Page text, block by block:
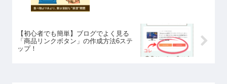
【初心者でも簡単】ブログでよく見る
「商品リンクボタン」の作成方法6ステ
ップ！